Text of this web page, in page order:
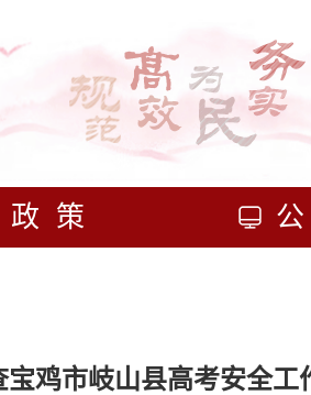
政策
宝鸡市岐山县高考安全工